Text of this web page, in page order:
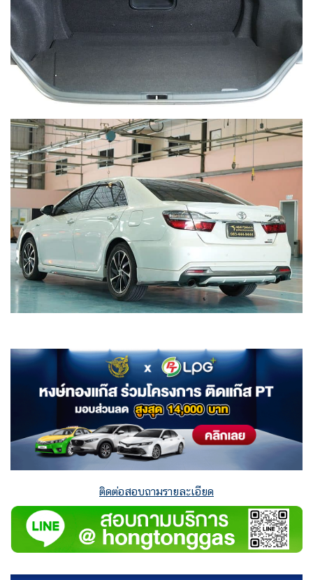
ติดต่อสอบถามรายละเอียด